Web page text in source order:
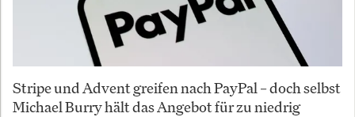
Stripe und Advent greifen nach PayPal – doch selbst
Michael Burry hält das Angebot für zu niedrig